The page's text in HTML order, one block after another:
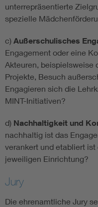
unterrepräsentierte
spezielle
c) Außerschulisches
Engagement oder eine
Akteuren, beispielsweise
Projekte, Besuch
Engagieren sich die
MINT-Initiativen?
d) Nachhaltigkeit und
nachhaltig ist das
verankert und etabliert
jeweiligen Einrichtung?
Jury
Die ehrenamtliche Jury